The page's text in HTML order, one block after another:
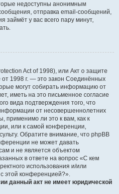
недоступны анонимным
отправка email-сообщений,
займёт у вас всего пару минут,
Act of 1998), или Акт о защите
1998 г. — это закон Соединённых
могут собирать информацию от
иметь на это письменное согласие
вида подтверждения того, что
от несовершеннолетних
применимо ли это к вам, как к
или к самой конференции,
Обратите внимание, что phpBB
не может давать
и не является объектом
в ответе на вопрос «С кем
использования и/или
этой конференцией?».
данный акт не имеет юридической